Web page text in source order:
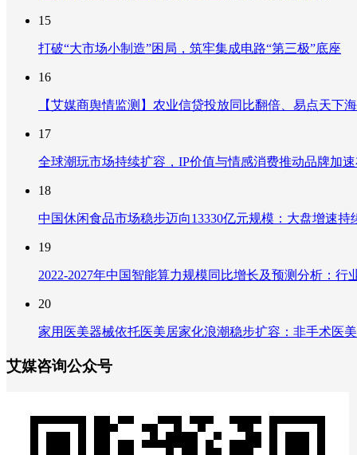
15
打破“大市场小制造”困局，筑牢集成电路“第三极”底座
16
【艾媒商舆情监测】农业信贷投放同比翻倍、易点天下
17
全球潮玩市场持续扩容，IP价值与情感消费推动品牌加
18
中国休闲食品市场稳步迈向13330亿元规模：大盘增速
19
2022-2027年中国智能算力规模同比增长及预测分析：
20
家用医美器械依托医美居家化浪潮稳步扩容：非手术医
艾媒咨询公众号